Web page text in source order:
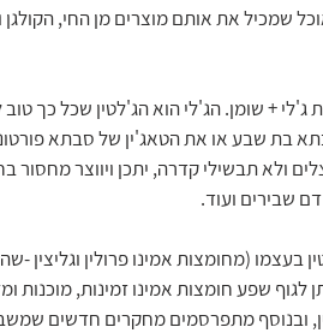
שמכיל את אותם מוצרים מן החי,
+ שומן. הג'לי הוא הג'לטין שכל כך
בת שבע או את הטאג'ין של סבתא
ולא תבשילי קדרה, יתכן ויווצר מחסור
שבירים ועוד.
בעצמו (מחומצות אמינו פרולין וגליצין
שפע חומצות אמינו זמינות, מוכנות
ובנוסף מתפרסמים מחקרים חדשים